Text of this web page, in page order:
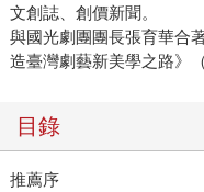
文創誌、創價新聞。
與國光劇團團長張育華合
造臺灣劇藝新美學之路》
目錄
推薦序